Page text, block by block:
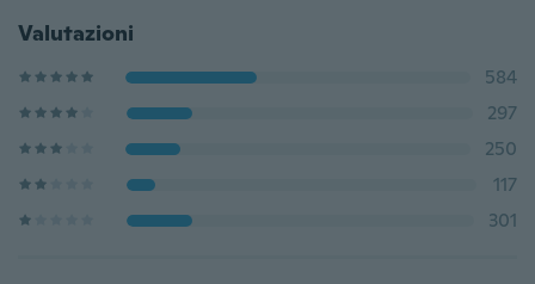
Valutazioni
584
297
250
117
301